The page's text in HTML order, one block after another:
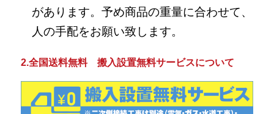
があります。予め商品の重量に合わせて、
人の手配をお願い致します。
2.全国送料無料 搬入設置無料サービスについて